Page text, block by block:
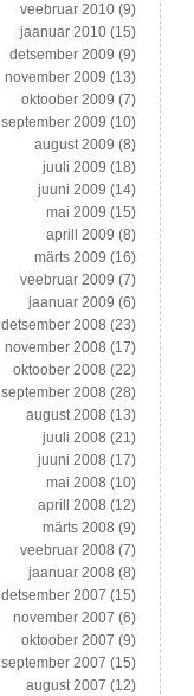
veebruar 2010 (9)
jaanuar 2010 (15)
detsember 2009 (9)
november 2009 (13)
oktoober 2009 (7)
september 2009 (10)
august 2009 (8)
juuli 2009 (18)
juuni 2009 (14)
mai 2009 (15)
aprill 2009 (8)
märts 2009 (16)
veebruar 2009 (7)
jaanuar 2009 (6)
detsember 2008 (23)
november 2008 (17)
oktoober 2008 (22)
september 2008 (28)
august 2008 (13)
juuli 2008 (21)
juuni 2008 (17)
mai 2008 (10)
aprill 2008 (12)
märts 2008 (9)
veebruar 2008 (7)
jaanuar 2008 (8)
detsember 2007 (15)
november 2007 (6)
oktoober 2007 (9)
september 2007 (15)
august 2007 (12)